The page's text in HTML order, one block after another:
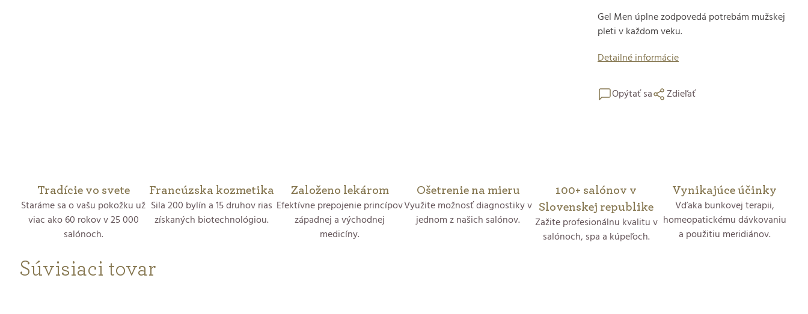
Gel Men úplne zodpovedá potrebám mužskej
pleti v každom veku.
Detailné informácie
Opýtať sa Zdieľať
Tradície vo svete
Staráme sa o vašu pokožku už
viac ako 60 rokov v 25 000
salónoch.
Francúzska kozmetika
Sila 200 bylín a 15 druhov rias
získaných biotechnológiou.
Založeno lekárom
Efektívne prepojenie princípov
západnej a východnej
medicíny.
Ošetrenie na mieru
Využite možnosť diagnostiky v
jednom z našich salónov.
100+ salónov v
Slovenskej republike
Zažite profesionálnu kvalitu v
salónoch, spa a kúpeľoch.
Vynikajúce účinky
Vďaka bunkovej terapii,
homeopatickému dávkovaniu
a použitiu meridiánov.
Súvisiaci tovar